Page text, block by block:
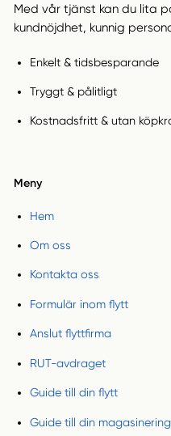
Med vår tjänst kan du lita
kundnöjdhet, kunnig
Enkelt & tidsbesparande
Tryggt & pålitligt
Kostnadsfritt & utan
Meny
Hem
Om oss
Kontakta oss
Formulär inom flytt
Anslut flyttfirma
RUT-avdraget
Guide till din flytt
Guide till din magasinering